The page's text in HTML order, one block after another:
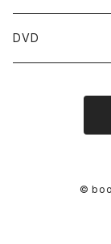
DVD
©